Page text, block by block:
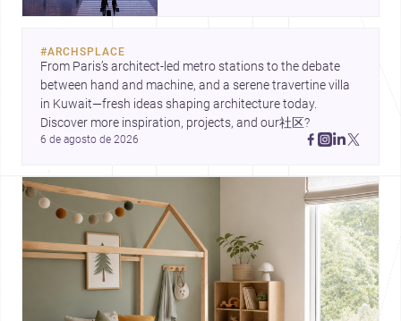
infraestructura, materialidad y
vida cotidiana. Tres enfoques
distintos, unidos por una misma
pregunta: cómo diseñar espacios
más sensibles, durables y
#ARCHSPLACE
From Paris’s architect-led metro stations to the debate
between hand and machine, and a serene travertine villa
in Kuwait—fresh ideas shaping architecture today.
Discover more inspiration, projects, and our社区?
6 de agosto de 2026